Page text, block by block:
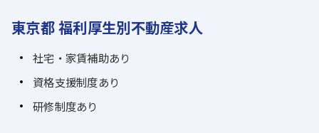
東京都 福利厚生別不動産求人
社宅・家賃補助あり
資格支援制度あり
研修制度あり